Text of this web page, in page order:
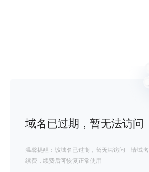
域名已过期，暂无法访问
温馨提醒：该域名已过期，暂无法访问，请域
续费，续费后可恢复正常使用